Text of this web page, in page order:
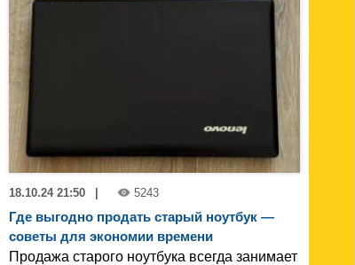
18.10.24 21:50 5243
Где выгодно продать старый ноутбук —
советы для экономии времени
Продажа старого ноутбука всегда занимает